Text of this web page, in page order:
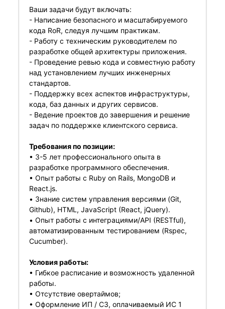
Ваши задачи будут включать:
- Написание безопасного и масштабируемого
кода RoR, следуя лучшим практикам.
- Работу с техническим руководителем по
разработке общей архитектуры приложения.
- Проведение ревью кода и совместную работу
над установлением лучших инженерных
стандартов.
- Поддержку всех аспектов инфраструктуры,
кода, баз данных и других сервисов.
- Ведение проектов до завершения и решение
задач по поддержке клиентского сервиса.
Требования по позиции:
• 3-5 лет профессионального опыта в
разработке программного обеспечения.
• Опыт работы с Ruby on Rails, MongoDB и
React.js.
• Знание систем управления версиями (Git,
Github), HTML, JavaScript (React, jQuery).
• Опыт работы с интеграциями/API (RESTful),
автоматизированным тестированием (Rspec,
Cucumber).
Условия работы:
• Гибкое расписание и возможность удаленной
работы.
• Отсутствие овертаймов;
• Оформление ИП / СЗ, оплачиваемый ИС 1